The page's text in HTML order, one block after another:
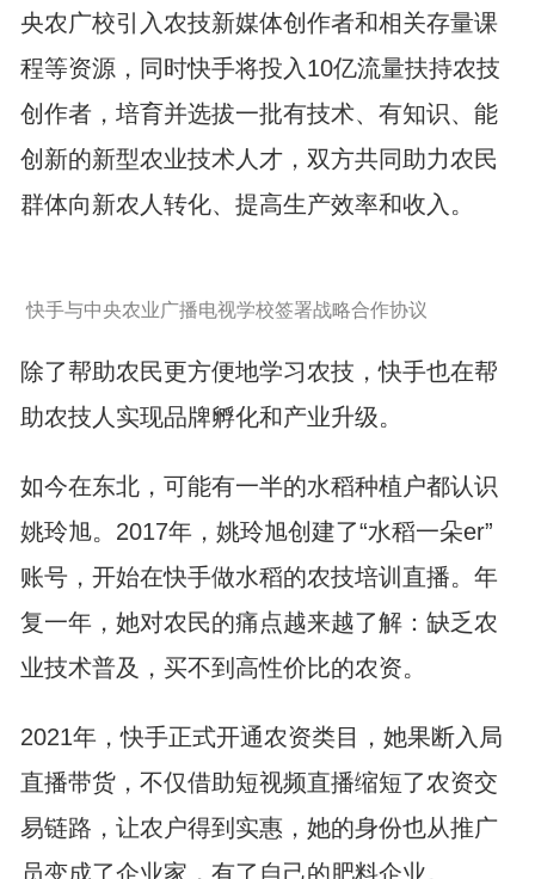
央农广校引入农技新媒体创作者和相关存量课
程等资源，同时快手将投入10亿流量扶持农技
创作者，培育并选拔一批有技术、有知识、能
创新的新型农业技术人才，双方共同助力农民
群体向新农人转化、提高生产效率和收入。
快手与中央农业广播电视学校签署战略合作协议
除了帮助农民更方便地学习农技，快手也在帮
助农技人实现品牌孵化和产业升级。
如今在东北，可能有一半的水稻种植户都认识
姚玲旭。2017年，姚玲旭创建了“水稻一朵er”
账号，开始在快手做水稻的农技培训直播。年
复一年，她对农民的痛点越来越了解：缺乏农
业技术普及，买不到高性价比的农资。
2021年，快手正式开通农资类目，她果断入局
直播带货，不仅借助短视频直播缩短了农资交
易链路，让农户得到实惠，她的身份也从推广
员变成了企业家，有了自己的肥料企业。